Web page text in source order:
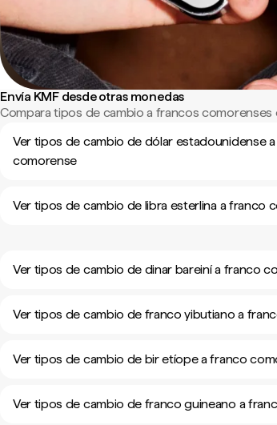
Envía KMF desde otras monedas
Compara tipos de cambio a francos
Ver tipos de cambio de dólar estadounidense
comorense
Ver tipos de cambio de libra esterlina a franco
Ver tipos de cambio de dinar bareiní a franco
Ver tipos de cambio de franco yibutiano a
Ver tipos de cambio de bir etíope a franco
Ver tipos de cambio de franco guineano a